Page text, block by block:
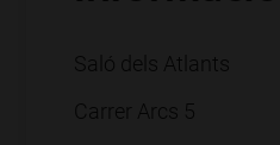
Saló dels Atlants
Carrer Arcs 5